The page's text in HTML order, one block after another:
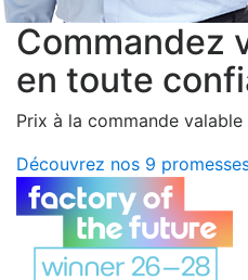
Commandez
en toute
Prix à la commande
Découvrez nos 9